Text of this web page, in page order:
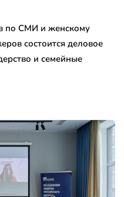
по СМИ и женскому
состоится деловое
и семейные